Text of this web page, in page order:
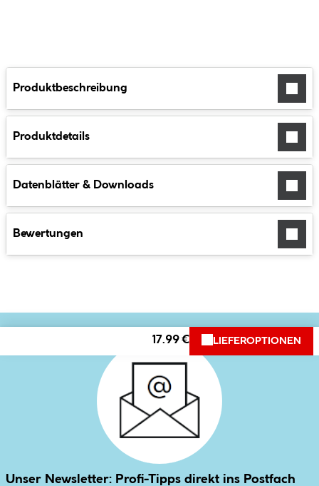
Produktbeschreibung
Produktdetails
Datenblätter & Downloads
Bewertungen
17.99 € LIEFEROPTIONEN
Unser Newsletter: Profi-Tipps direkt ins Postfach